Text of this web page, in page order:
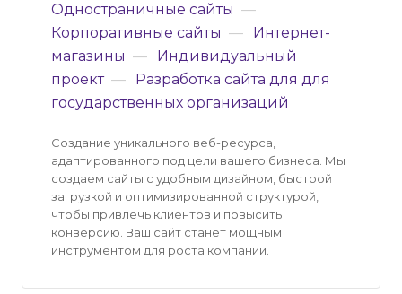
Одностраничные сайты —
Корпоративные сайты —
Интернет-
магазины —
Индивидуальный
проект —
Разработка сайта для для
государственных организаций
Создание уникального веб-ресурса,
адаптированного под цели вашего бизнеса. Мы
создаем сайты с удобным дизайном, быстрой
загрузкой и оптимизированной структурой,
чтобы привлечь клиентов и повысить
конверсию. Ваш сайт станет мощным
инструментом для роста компании.